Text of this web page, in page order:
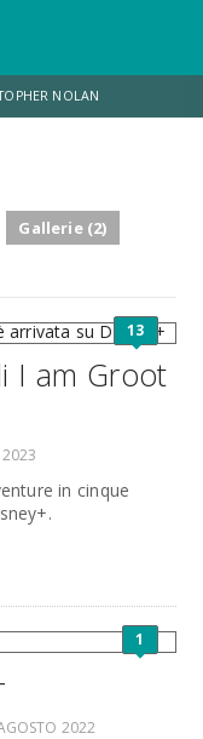
NOLAN
Gallerie (2)
13
I am Groot
2023
in cinque
1
2022